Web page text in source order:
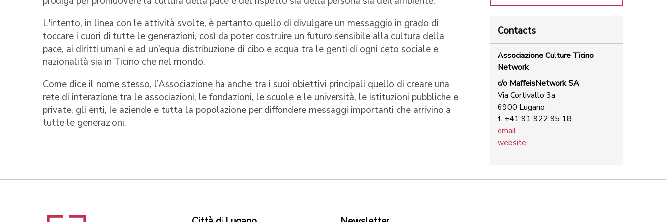
L'intento, in linea con le attività svolte, è pertanto quello di divulgare un messaggio in grado di
toccare i cuori di tutte le generazioni, così da poter costruire un futuro sensibile alla cultura della
pace, ai diritti umani e ad un’equa distribuzione di cibo e acqua tra le genti di ogni ceto sociale e
nazionalità sia in Ticino che nel mondo.
Come dice il nome stesso, l’Associazione ha anche tra i suoi obiettivi principali quello di creare una
rete di interazione tra le associazioni, le fondazioni, le scuole e le università, le istituzioni pubbliche e
private, gli enti, le aziende e tutta la popolazione per diffondere messaggi importanti che arrivino a
tutte le generazioni.
Contacts
Associazione Culture Ticino
Network
c/o MaffeisNetwork SA
Via Cortivallo 3a
6900 Lugano
t. +41 91 922 95 18
email
website